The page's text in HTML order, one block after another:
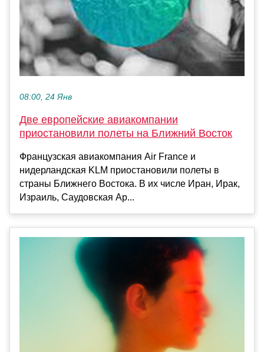
08:00, 24 Янв
Две европейские авиакомпании
приостановили полеты на Ближний Восток
Французская авиакомпания Air France и
нидерландская KLM приостановили полеты в
страны Ближнего Востока. В их числе Иран, Ирак,
Израиль, Саудовская Ар...